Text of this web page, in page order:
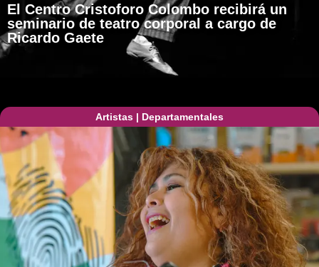
El Centro Cristoforo Colombo recibirá un
seminario de teatro corporal a cargo de
Ricardo Gaete
Artistas | Departamentales